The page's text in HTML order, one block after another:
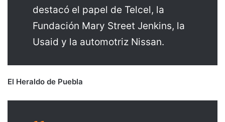
destacó el papel de Telcel, la
Fundación Mary Street Jenkins, la
Usaid y la automotriz Nissan.
El Heraldo de Puebla